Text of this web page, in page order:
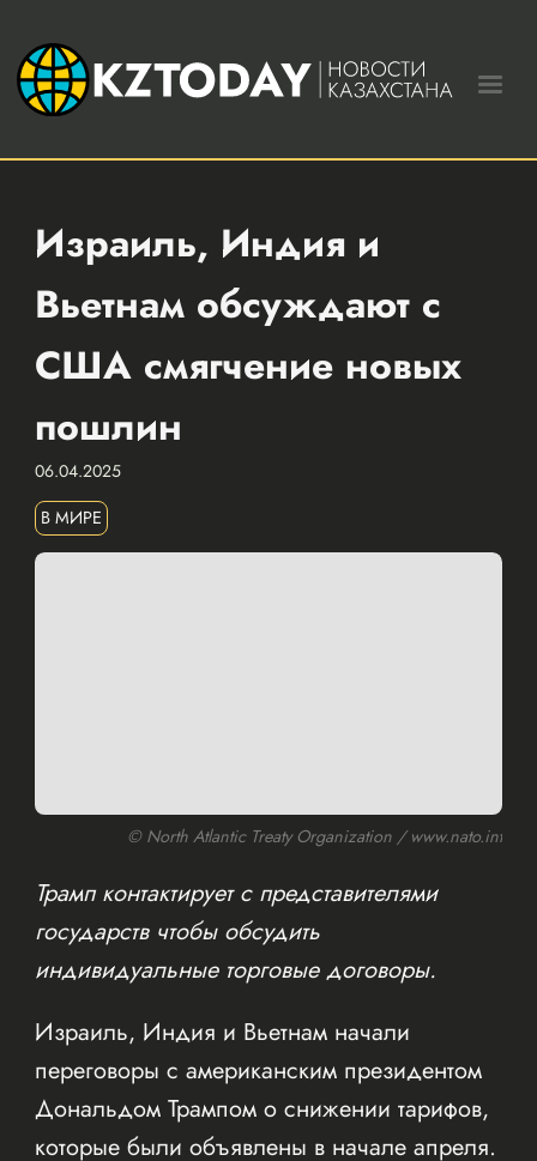
Израиль, Индия и
Вьетнам обсуждают с
США смягчение новых
пошлин
06.04.2025
В МИРЕ
© North Atlantic Treaty Organization / www.nato.int
Трамп контактирует с представителями
государств чтобы обсудить
индивидуальные торговые договоры.
Израиль, Индия и Вьетнам начали
переговоры с американским президентом
Дональдом Трампом о снижении тарифов,
которые были объявлены в начале апреля.